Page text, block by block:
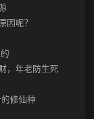
因呢？
，年老防生死
修仙种